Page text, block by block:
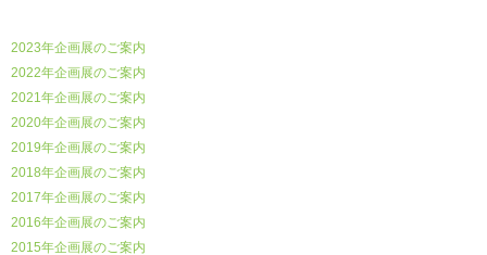
2023年企画展のご案内
2022年企画展のご案内
2021年企画展のご案内
2020年企画展のご案内
2019年企画展のご案内
2018年企画展のご案内
2017年企画展のご案内
2016年企画展のご案内
2015年企画展のご案内